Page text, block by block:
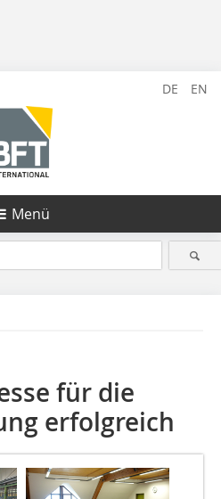
DE EN
Menü
für die
erfolgreich